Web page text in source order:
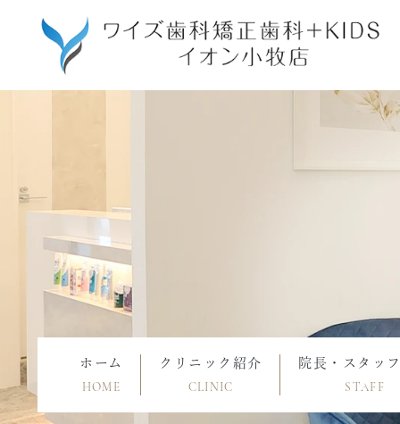
ホーム
HOME
クリニック紹介
CLINIC
院長・スタッ
STAFF